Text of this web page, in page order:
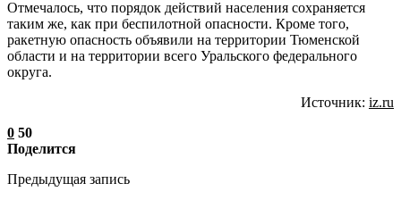
Отмечалось, что порядок действий населения сохраняется
таким же, как при беспилотной опасности. Кроме того,
ракетную опасность объявили на территории Тюменской
области и на территории всего Уральского федерального
округа.
Источник: iz.ru
0 50
Поделится
Предыдущая запись